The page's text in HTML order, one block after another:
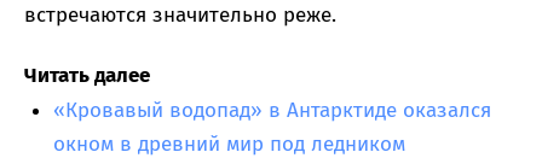
встречаются значительно реже.
Читать далее
«Кровавый водопад» в Антарктиде оказался
окном в древний мир под ледником